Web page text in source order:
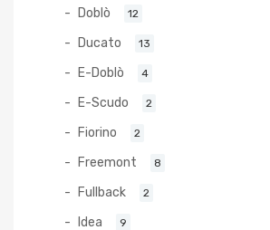
Doblò 12
Ducato 13
E-Doblò 4
E-Scudo 2
Fiorino 2
Freemont 8
Fullback 2
Idea 9